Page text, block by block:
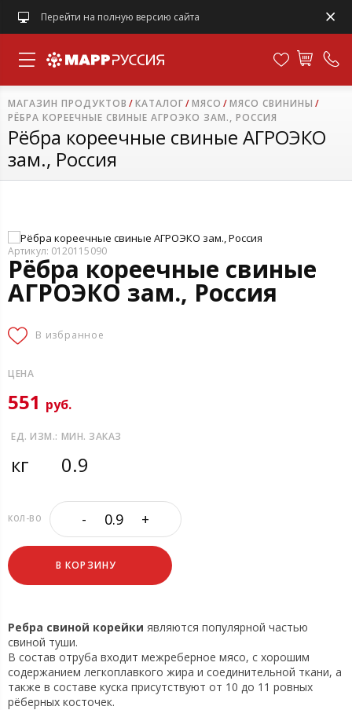
Перейти на полную версию сайта
МАГАЗИН ПРОДУКТОВ КАТАЛОГ МЯСО
МЯСО СВИНИНЫ
РЁБРА КОРЕЕЧНЫЕ СВИНЫЕ АГРОЭКО ЗАМ., РОССИЯ
Рёбра кореечные свиные АГРОЭКО
зам., Россия
Артикул: 0120115090
Рёбра кореечные свиные
АГРОЭКО зам., Россия
В избранное
ЦЕНА
551 руб.
ЕД. ИЗМ.:
кг
МИН. ЗАКАЗ
0.9
КОЛ-ВО - +
В КОРЗИНУ
Ребра свиной корейки являются популярной частью
свиной туши.
В состав отруба входит межреберное мясо, с хорошим
содержанием легкоплавкого жира и соединительной ткани, а
также в составе куска присутствуют от 10 до 11 ровных
рёберных косточек.